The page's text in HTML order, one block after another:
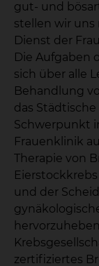
gut- und
stellen wir
Dienst der
Die Aufgaben
sich über alle
Behandlung
das
Schwerpunkt
Frauenklinik
Therapie von
und der
zertifiziertes